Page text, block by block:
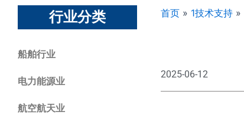
行业分类
船舶行业
电力能源业
航空航天业
首页 » 1技术支持 »
2025-06-12